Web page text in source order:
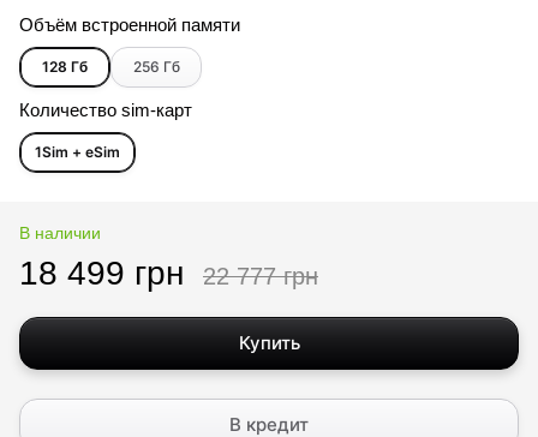
Объём встроенной памяти
128 Гб 256 Гб
Количество sim-карт
1Sim + eSim
В наличии
18 499 грн 22 777 грн
Купить
В кредит